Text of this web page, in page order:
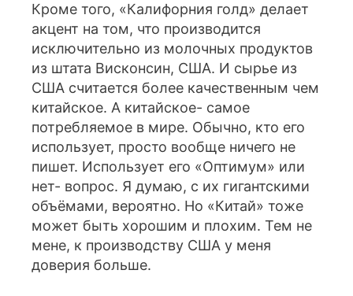
Кроме того, «Калифорния голд» делает
акцент на том, что производится
исключительно из молочных продуктов
из штата Висконсин, США. И сырье из
США считается более качественным чем
китайское. А китайское- самое
потребляемое в мире. Обычно, кто его
использует, просто вообще ничего не
пишет. Использует его «Оптимум» или
нет- вопрос. Я думаю, с их гигантскими
объёмами, вероятно. Но «Китай» тоже
может быть хорошим и плохим. Тем не
мене, к производству США у меня
доверия больше.